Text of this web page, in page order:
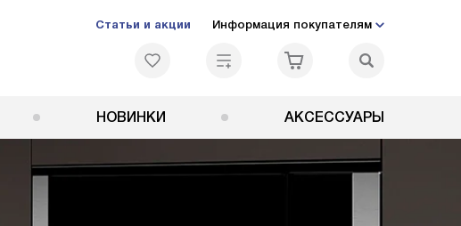
Статьи и акции Информация покупателям
НОВИНКИ АКСЕССУАРЫ